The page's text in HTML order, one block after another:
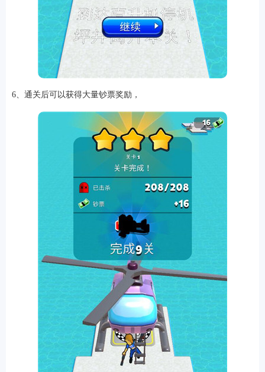
6、通关后可以获得大量钞票奖励，